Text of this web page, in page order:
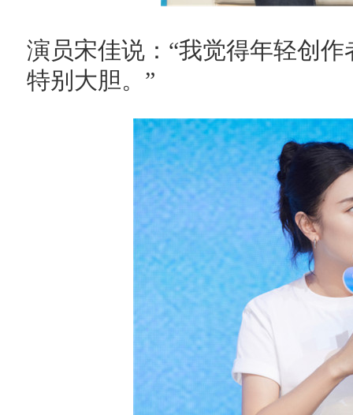
演员宋佳说：“我觉得年轻创
特别大胆。”